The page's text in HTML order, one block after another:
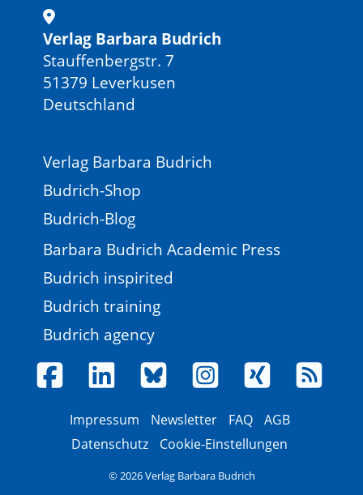
Verlag Barbara Budrich
Stauffenbergstr. 7
51379 Leverkusen
Deutschland
Verlag Barbara Budrich
Budrich-Shop
Budrich-Blog
Barbara Budrich Academic Press
Budrich inspirited
Budrich training
Budrich agency
Impressum Newsletter FAQ
AGB
Datenschutz
Cookie-Einstellungen
© 2026 Verlag Barbara Budrich